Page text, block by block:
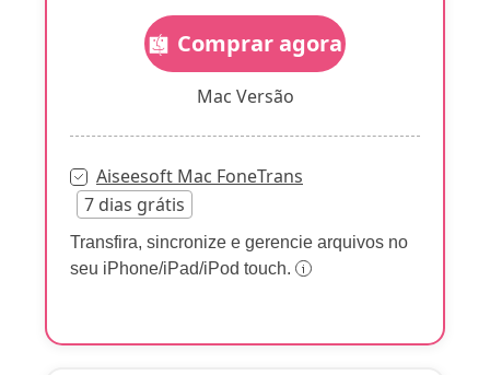
Comprar agora
Mac Versão
Aiseesoft Mac FoneTrans
7 dias grátis
Transfira, sincronize e gerencie arquivos no
seu iPhone/iPad/iPod touch.